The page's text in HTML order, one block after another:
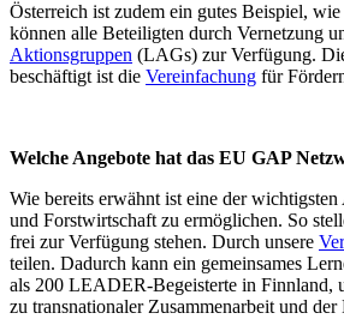
Österreich ist zudem ein gutes Beispiel, wie
können alle Beteiligten durch Vernetzung
Aktionsgruppen (LAGs) zur Verfügung.
beschäftigt ist die Vereinfachung für
Welche Angebote hat das EU GAP
Wie bereits erwähnt ist eine der
und Forstwirtschaft zu ermöglichen. So
frei zur Verfügung stehen. Durch unsere
teilen. Dadurch kann ein gemeinsames
als 200 LEADER-Begeisterte in Finnland,
zu transnationaler Zusammenarbeit und